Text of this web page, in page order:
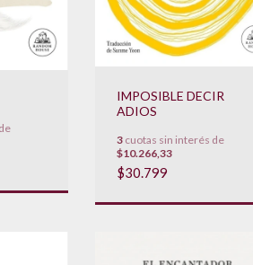
IMPOSIBLE DECIR
ADIOS
3cuotas sin interés de
$10.266,33
$30.799